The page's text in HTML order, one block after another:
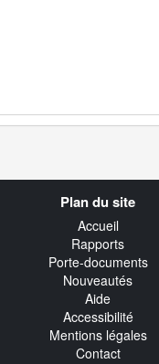
Plan du site
Accueil
Rapports
Porte-documents
Nouveautés
Aide
Accessibilité
Mentions légales
Contact